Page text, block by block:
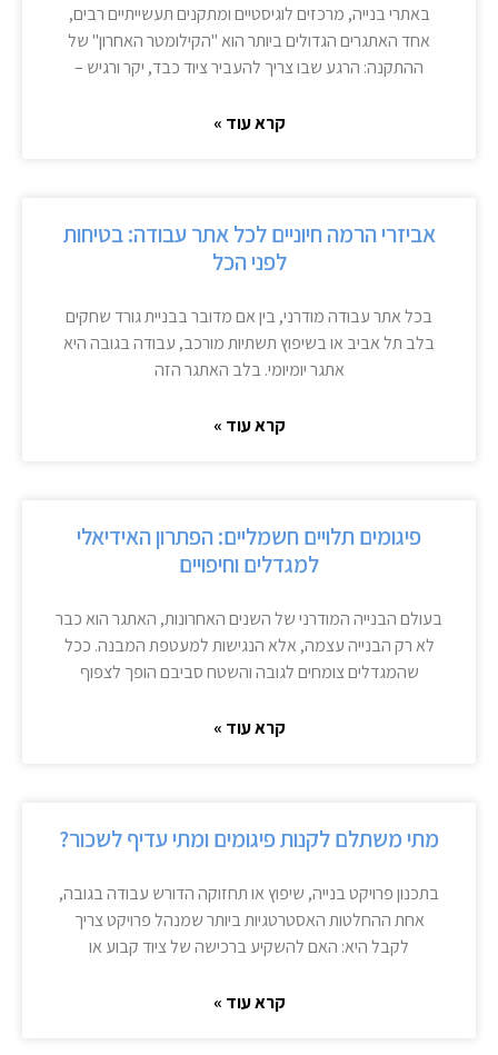
באתרי בנייה, מרכזים לוגיסטיים ומתקנים תעשייתיים רבים,
אחד האתגרים הגדולים ביותר הוא "הקילומטר האחרון" של
ההתקנה: הרגע שבו צריך להעביר ציוד כבד, יקר ורגיש –
קרא עוד »
אביזרי הרמה חיוניים לכל אתר עבודה: בטיחות
לפני הכל
בכל אתר עבודה מודרני, בין אם מדובר בבניית גורד שחקים
בלב תל אביב או בשיפוץ תשתיות מורכב, עבודה בגובה היא
אתגר יומיומי. בלב האתגר הזה
קרא עוד »
פיגומים תלויים חשמליים: הפתרון האידיאלי
למגדלים וחיפויים
בעולם הבנייה המודרני של השנים האחרונות, האתגר הוא כבר
לא רק הבנייה עצמה, אלא הנגישות למעטפת המבנה. ככל
שהמגדלים צומחים לגובה והשטח סביבם הופך לצפוף
קרא עוד »
מתי משתלם לקנות פיגומים ומתי עדיף לשכור?
בתכנון פרויקט בנייה, שיפוץ או תחזוקה הדורש עבודה בגובה,
אחת ההחלטות האסטרטגיות ביותר שמנהל פרויקט צריך
לקבל היא: האם להשקיע ברכישה של ציוד קבוע או
קרא עוד »